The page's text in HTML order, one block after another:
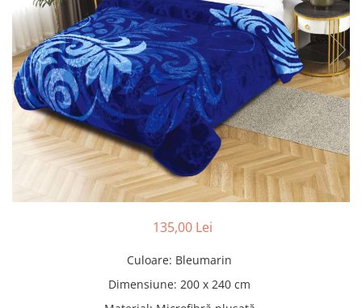
Pilote cu blăniță
135,00 Lei
Culoare: Bleumarin
Dimensiune: 200 x 240 cm